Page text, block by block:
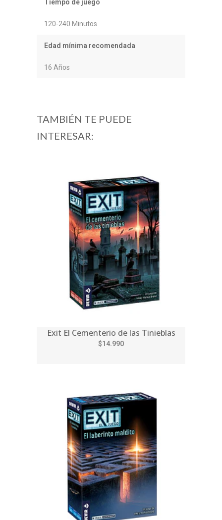
Tiempo de juego
120-240 Minutos
Edad mínima recomendada
16 Años
TAMBIÉN TE PUEDE
INTERESAR:
Exit El Cementerio de las Tinieblas
$14.990